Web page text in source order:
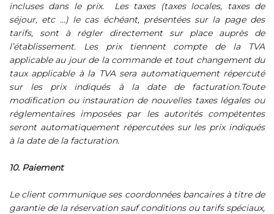
incluses dans le prix. Les taxes (taxes locales, taxes de
séjour, etc …) le cas échéant, présentées sur la page des
tarifs, sont à régler directement sur place auprès de
l’établissement. Les prix tiennent compte de la TVA
applicable au jour de la commande et tout changement du
taux applicable à la TVA sera automatiquement répercuté
sur les prix indiqués à la date de facturation.Toute
modification ou instauration de nouvelles taxes légales ou
réglementaires imposées par les autorités compétentes
seront automatiquement répercutées sur les prix indiqués
à la date de la facturation.
10. Paiement
Le client communique ses coordonnées bancaires à titre de
garantie de la réservation sauf conditions ou tarifs spéciaux,